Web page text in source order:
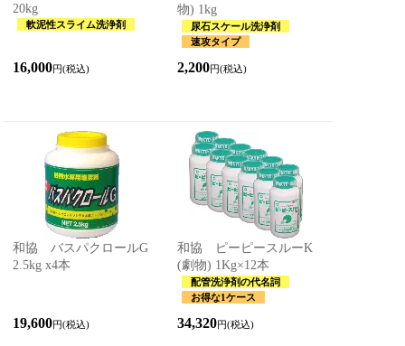
20kg
軟泥性スライム洗浄剤
16,000円(税込)
物) 1kg
尿石スケール洗浄剤
速攻タイプ
2,200円(税込)
和協 バスパクロールG
2.5kg x4本
19,600円(税込)
和協 ピーピースルーK
(劇物) 1Kg×12本
配管洗浄剤の代名詞
お得な1ケース
34,320円(税込)